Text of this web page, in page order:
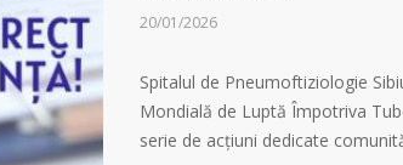
20/01/2026
Spitalul de Pneumoftiziologie
Mondială de Luptă Împotriva
serie de acțiuni dedicate